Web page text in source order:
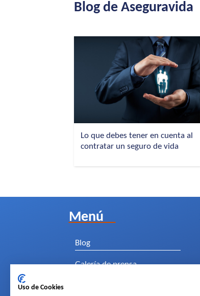
Blog de Aseguravida
Lo que debes tener en cuenta al
contratar un seguro de vida
Menú
Blog
Galería de prensa
Uso de Cookies